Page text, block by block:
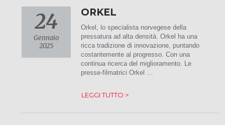
24
Gennaio
2025
ORKEL
Orkel, lo specialista norvegese della
pressatura ad alta densità. Orkel ha una
ricca tradizione di innovazione, puntando
costantemente al progresso. Con una
continua ricerca del miglioramento. Le
presse-filmatrici Orkel …
LEGGI TUTTO >